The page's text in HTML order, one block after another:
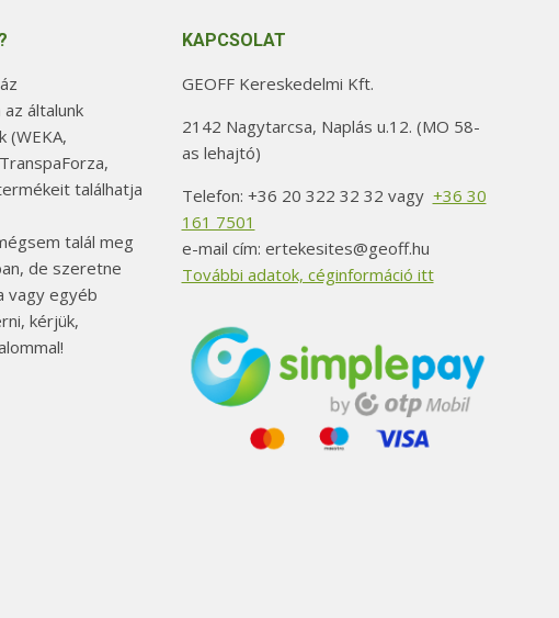
általunk
(WEKA,
találhatja
talál meg
de szeretne
vagy egyéb
kérjük,
KAPCSOLAT
GEOFF Kereskedelmi Kft.
2142 Nagytarcsa, Naplás u.12. (MO 58-
as lehajtó)
Telefon: +36 20 322 32 32 vagy +36 30
161 7501
e-mail cím: ertekesites@geoff.hu
További adatok, céginformáció itt